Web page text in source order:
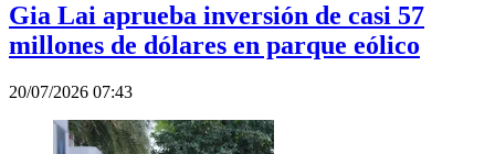
Gia Lai aprueba inversión de casi 57
millones de dólares en parque eólico
20/07/2026 07:43